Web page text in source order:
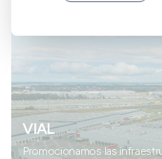
VIAL
Promocionamos las